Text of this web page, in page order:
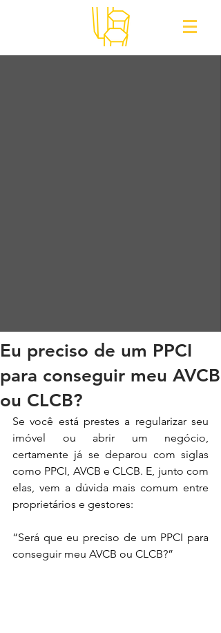
Eu preciso de um PPCI
para conseguir meu AVCB
ou CLCB?
Se você está prestes a regularizar seu
imóvel ou abrir um negócio,
certamente já se deparou com siglas
como PPCI, AVCB e CLCB. E, junto com
elas, vem a dúvida mais comum entre
proprietários e gestores:
“Será que eu preciso de um PPCI para
conseguir meu AVCB ou CLCB?”